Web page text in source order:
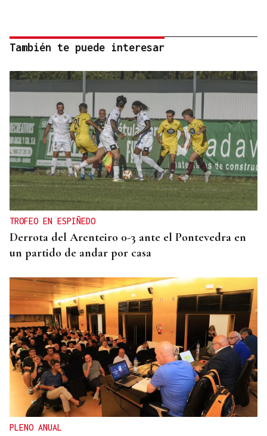
También te puede interesar
TROFEO EN ESPIÑEDO
Derrota del Arenteiro 0-3 ante el Pontevedra en
un partido de andar por casa
PLENO ANUAL